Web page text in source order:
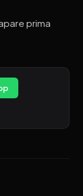
prima